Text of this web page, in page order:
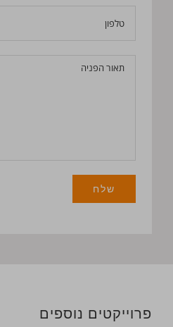
פרוייקטים נוספים